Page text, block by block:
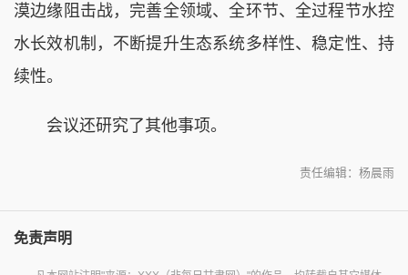
漠边缘阻击战，完善全领域、全环节、全过程节水控
水长效机制，不断提升生态系统多样性、稳定性、持
续性。
会议还研究了其他事项。
责任编辑：杨晨雨
免责声明